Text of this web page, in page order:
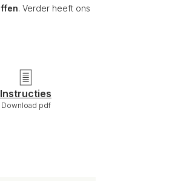
. Verder heeft ons
Instructies
Download pdf